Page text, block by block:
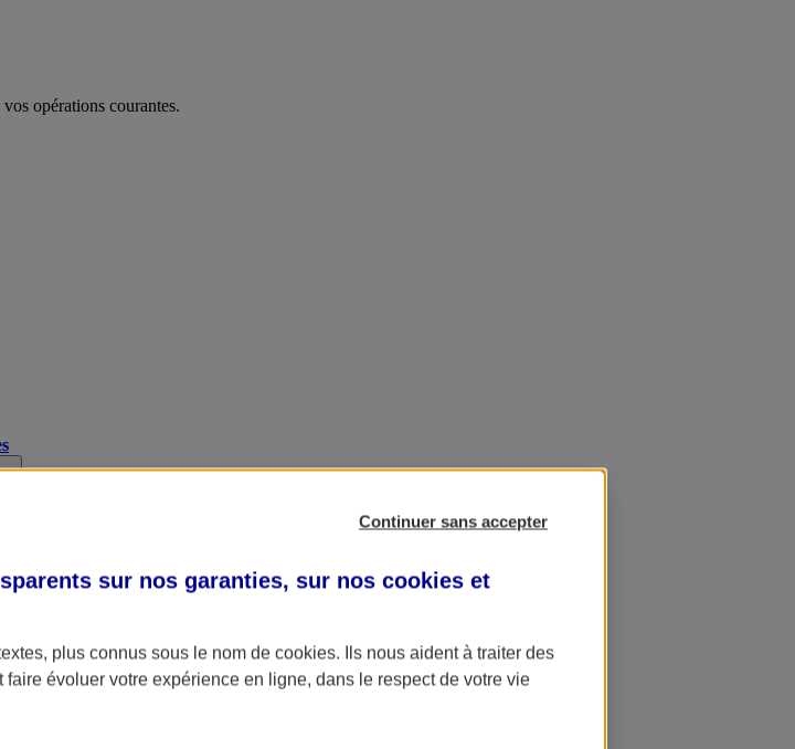
opérations courantes.
Continuer sans accepter
sur nos garanties, sur nos cookies et
plus connus sous le nom de cookies. Ils nous aident à traiter des
évoluer votre expérience en ligne, dans le respect de votre vie